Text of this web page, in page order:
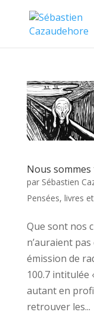
Nous
par Sébastien
Pensées, livres
Que sont nos
n’auraient
émission de
100.7 intitulée
autant en
retrouver les...